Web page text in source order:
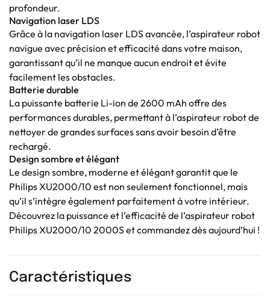
profondeur.
Navigation laser LDS
Grâce à la navigation laser LDS avancée, l’aspirateur robot
navigue avec précision et efficacité dans votre maison,
garantissant qu’il ne manque aucun endroit et évite
facilement les obstacles.
Batterie durable
La puissante batterie Li-ion de 2600 mAh offre des
performances durables, permettant à l’aspirateur robot de
nettoyer de grandes surfaces sans avoir besoin d’être
rechargé.
Design sombre et élégant
Le design sombre, moderne et élégant garantit que le
Philips XU2000/10 est non seulement fonctionnel, mais
qu’il s’intègre également parfaitement à votre intérieur.
Découvrez la puissance et l’efficacité de l’aspirateur robot
Philips XU2000/10 2000S et commandez dès aujourd’hui !
Caractéristiques